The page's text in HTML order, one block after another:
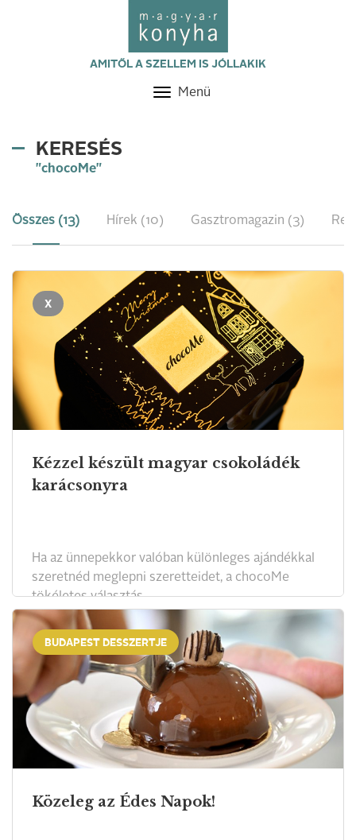
AMITŐL A SZELLEM IS JÓLLAKIK
Toggle
Menü
KERESÉS
"chocoMe"
Összes (13) Hírek (10) Gasztromagazin (3)
X
Kézzel készült magyar csokoládék
karácsonyra
Ha az ünnepekkor valóban különleges ajándékkal
szeretnéd meglepni szeretteidet, a chocoMe
tökéletes választás.
BUDAPEST DESSZERTJE
Közeleg az Édes Napok!